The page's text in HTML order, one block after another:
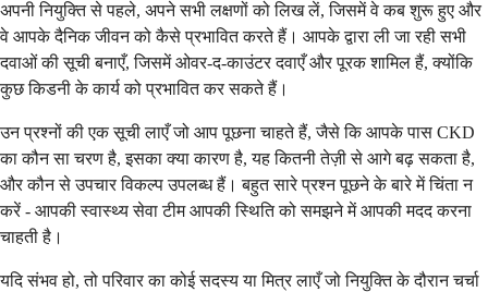
अपनी नियुक्ति से पहले, अपने सभी लक्षणों को लिख लें, जिसमें वे कब शुरू हुए और
वे आपके दैनिक जीवन को कैसे प्रभावित करते हैं। आपके द्वारा ली जा रही सभी
दवाओं की सूची बनाएँ, जिसमें ओवर-द-काउंटर दवाएँ और पूरक शामिल हैं, क्योंकि
कुछ किडनी के कार्य को प्रभावित कर सकते हैं।
उन प्रश्नों की एक सूची लाएँ जो आप पूछना चाहते हैं, जैसे कि आपके पास CKD
का कौन सा चरण है, इसका क्या कारण है, यह कितनी तेज़ी से आगे बढ़ सकता है,
और कौन से उपचार विकल्प उपलब्ध हैं। बहुत सारे प्रश्न पूछने के बारे में चिंता न
करें - आपकी स्वास्थ्य सेवा टीम आपकी स्थिति को समझने में आपकी मदद करना
चाहती है।
यदि संभव हो, तो परिवार का कोई सदस्य या मित्र लाएँ जो नियुक्ति के दौरान चर्चा